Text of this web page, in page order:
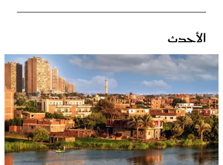
الأحدث
غلاف رفمي